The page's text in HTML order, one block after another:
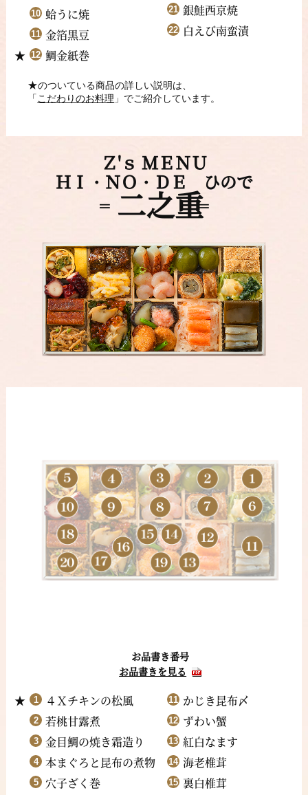
蛤うに焼
金箔黒豆
鯛金紙巻
銀鮭西京焼
白えび南蛮漬
★のついている商品の詳しい説明は、
「 こだわりのお料理 」でご紹介しています。
Ｚ'ｓ ＭＥＮＵ
ＨＩ・ＮＯ・ＤＥ ひので
二之重
お品書き番号
お品書きを見る
４Ｘチキンの松風
若桃甘露煮
金目鯛の焼き霜造り
本まぐろと昆布の煮物
穴子ざく巻
かじき昆布〆
ずわい蟹
紅白なます
海老椎茸
裏白椎茸